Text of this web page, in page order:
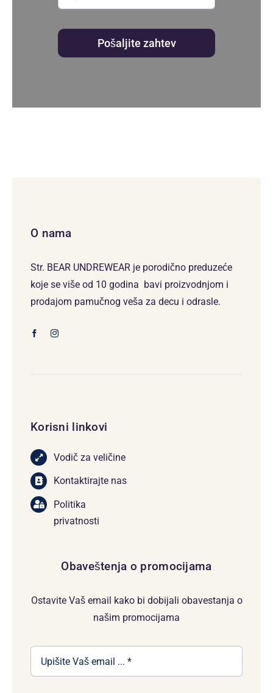
Pošaljite zahtev
O nama
Str. BEAR UNDREWEAR je porodično preduzeće
koje se više od 10 godina bavi proizvodnjom i
prodajom pamučnog veša za decu i odrasle.
Korisni linkovi
Vodič za veličine
Kontaktirajte nas
Politika
privatnosti
Obaveštenja o promocijama
Ostavite Vaš email kako bi dobijali obavestanja o
našim promocijama